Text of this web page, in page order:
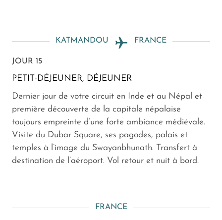
KATMANDOU FRANCE
JOUR 15
PETIT-DÉJEUNER, DÉJEUNER
Dernier jour de votre circuit en Inde et au Népal et
première découverte de la capitale népalaise
toujours empreinte d’une forte ambiance médiévale.
Visite du Dubar Square, ses pagodes, palais et
temples à l’image du Swayanbhunath. Transfert à
destination de l’aéroport. Vol retour et nuit à bord.
FRANCE